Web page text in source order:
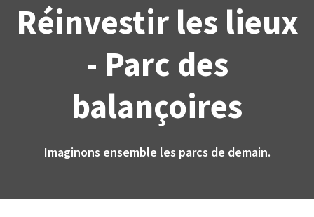
Réinvestir les lieux
- Parc des
balançoires
Imaginons ensemble les parcs de demain.